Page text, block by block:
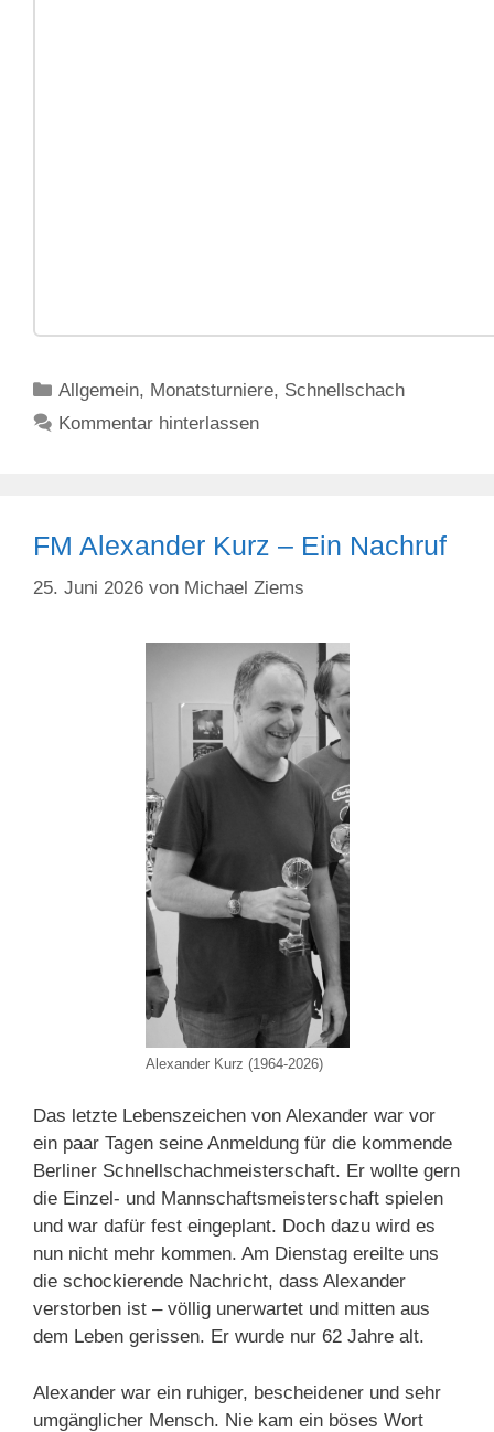
Kategorien
Allgemein, Monatsturniere, Schnellschach
Kommentar hinterlassen
FM Alexander Kurz – Ein Nachruf
25. Juni 2026 von Michael Ziems
Alexander Kurz (1964-2026)
Das letzte Lebenszeichen von Alexander war vor
ein paar Tagen seine Anmeldung für die kommende
Berliner Schnellschachmeisterschaft. Er wollte gern
die Einzel- und Mannschaftsmeisterschaft spielen
und war dafür fest eingeplant. Doch dazu wird es
nun nicht mehr kommen. Am Dienstag ereilte uns
die schockierende Nachricht, dass Alexander
verstorben ist – völlig unerwartet und mitten aus
dem Leben gerissen. Er wurde nur 62 Jahre alt.
Alexander war ein ruhiger, bescheidener und sehr
umgänglicher Mensch. Nie kam ein böses Wort